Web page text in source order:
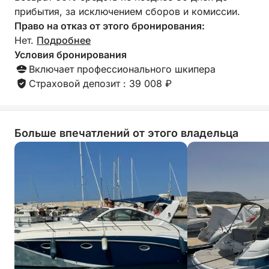
пейзажам побережья Палермо с остановками на
предоставленных пляжах.
🤿 Сноркелинг и плавание – откройте для себя
яркую морскую жизнь Капо Галло.
позагорайте и пообедайте у моря.
☕ Бесплатные угощения на борту:
Наслаждайтесь бесплатными круассанами и кофе
на борту во время вашей экскурсии! 🍩☕
🚗 Трансфер:
Мы предлагаем трансферы в порт и обратно для
групп до 8 человек в радиусе 5 км.
⚓ Аренда шкипера:
experience
прибытия, за исключением сборов и комиссии.
Право на отказ от этого бронирования:
Нет. Подробнее
Условия бронирования
Включает профессионального шкипера
Страховой депозит : 39 008 ₽
Больше впечатлений от этого владельца